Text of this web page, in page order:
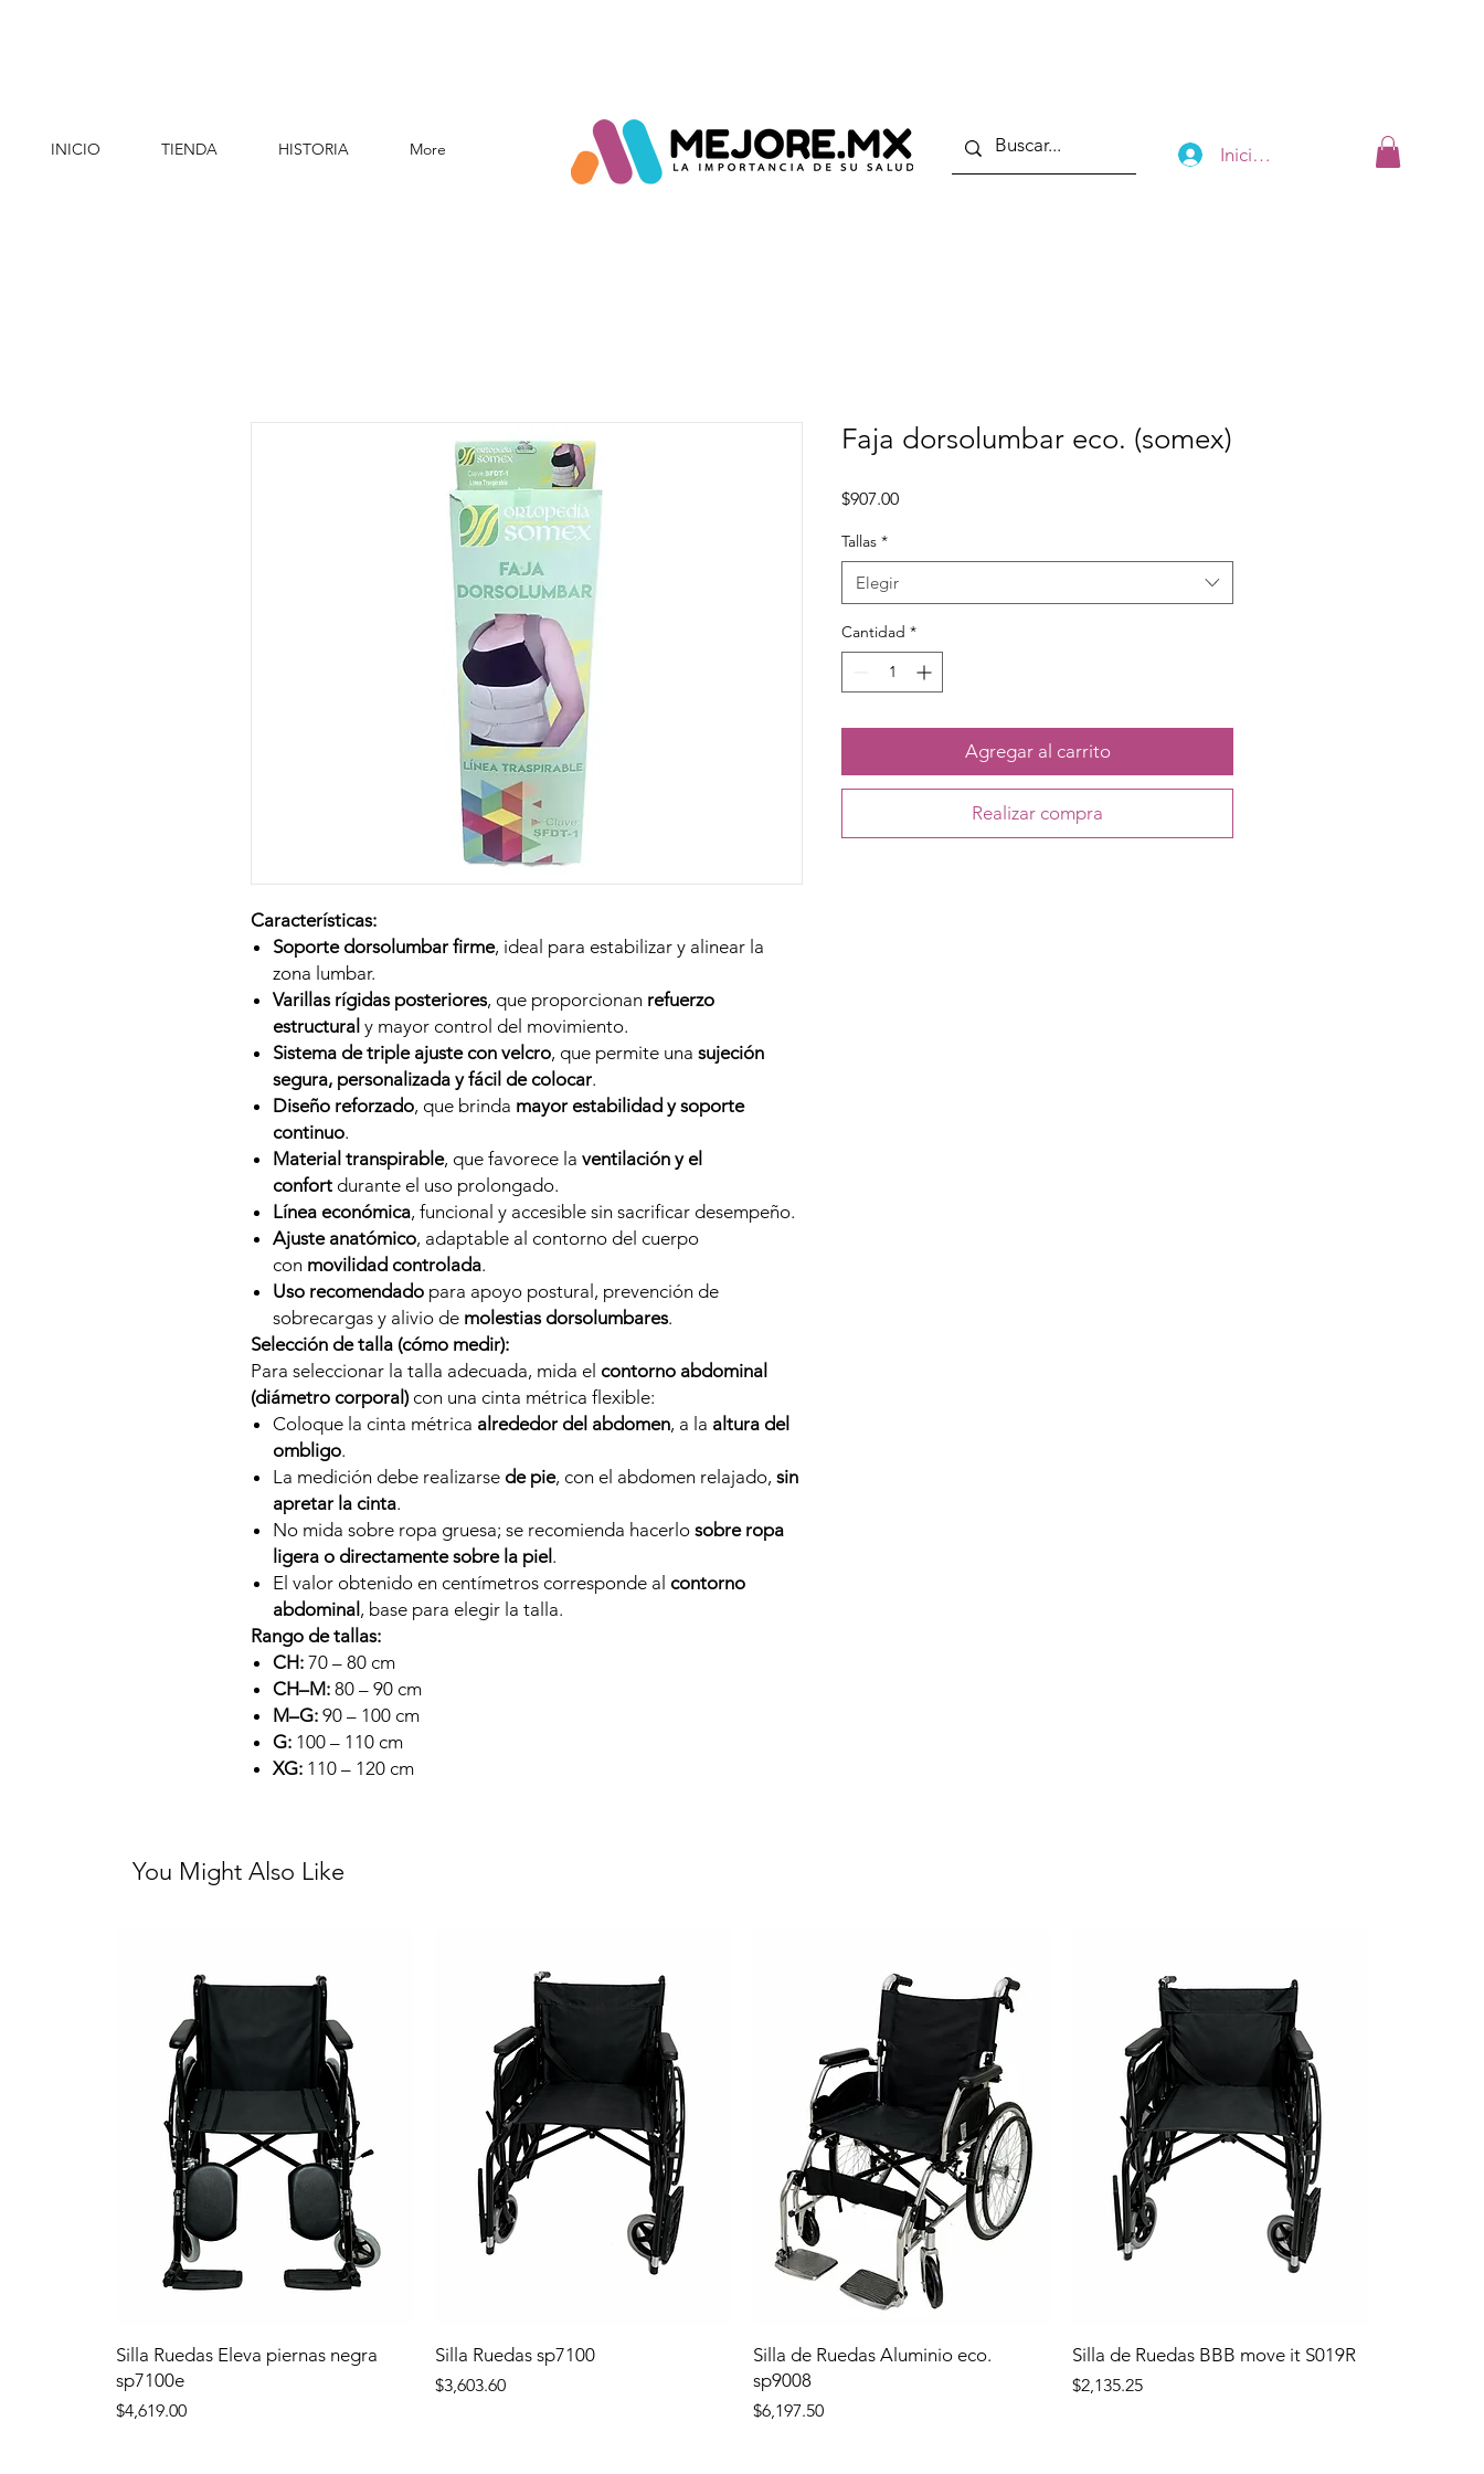
INICIO TIENDA HISTORIA More Iniciar sesión
Características:
Soporte dorsolumbar firme, ideal para estabilizar y alinear la
zona lumbar.
Varillas rígidas posteriores, que proporcionan refuerzo
estructural y mayor control del movimiento.
Sistema de triple ajuste con velcro, que permite una sujeción
segura, personalizada y fácil de colocar.
Diseño reforzado, que brinda mayor estabilidad y soporte
continuo.
Material transpirable, que favorece la ventilación y el
confort durante el uso prolongado.
Línea económica, funcional y accesible sin sacrificar desempeño.
Ajuste anatómico, adaptable al contorno del cuerpo
con movilidad controlada.
Uso recomendado para apoyo postural, prevención de
sobrecargas y alivio de molestias dorsolumbares.
Selección de talla (cómo medir):
Para seleccionar la talla adecuada, mida el contorno abdominal
(diámetro corporal)con una cinta métrica flexible:
Coloque la cinta métrica alrededor del abdomen, a la altura del
ombligo.
La medición debe realizarse de pie, con el abdomen relajado, sin
apretar la cinta.
No mida sobre ropa gruesa; se recomienda hacerlo sobre ropa
ligera o directamente sobre la piel .
El valor obtenido en centímetros corresponde al contorno
abdominal , base para elegir la talla.
Rango de tallas:
CH: 70 – 80 cm
CH–M: 80 – 90 cm
M–G: 90 – 100 cm
G: 100 – 110 cm
XG: 110 – 120 cm
Faja dorsolumbar eco. (somex)
$907.00Precio
Tallas *
Elegir
Cantidad *
Agregar al carrito
Realizar compra
You Might Also Like
Silla Ruedas Eleva piernas negra
sp7100e
Precio
$4,619.00
Silla Ruedas sp7100
Precio
$3,603.60
Silla de Ruedas Aluminio eco.
sp9008
Precio
$6,197.50
Silla de Ruedas BBB move it S019R
Precio
$2,135.25